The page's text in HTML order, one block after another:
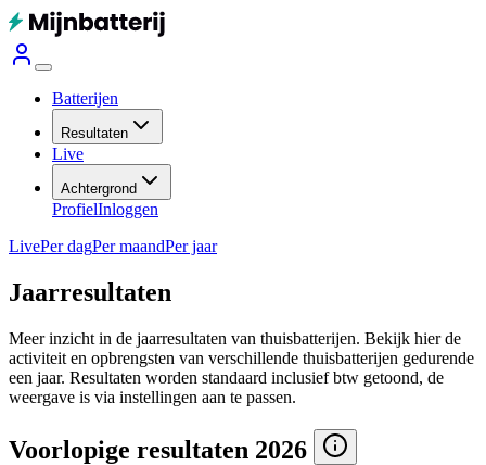
Batterijen
Resultaten
Live
Achtergrond
ProfielInloggen
LivePer dagPer maandPer jaar
Jaarresultaten
Meer inzicht in de jaarresultaten van thuisbatterijen. Bekijk hier de
activiteit en opbrengsten van verschillende thuisbatterijen gedurende
een jaar. Resultaten worden standaard inclusief btw getoond, de
weergave is via instellingen aan te passen.
Voorlopige resultaten 2026